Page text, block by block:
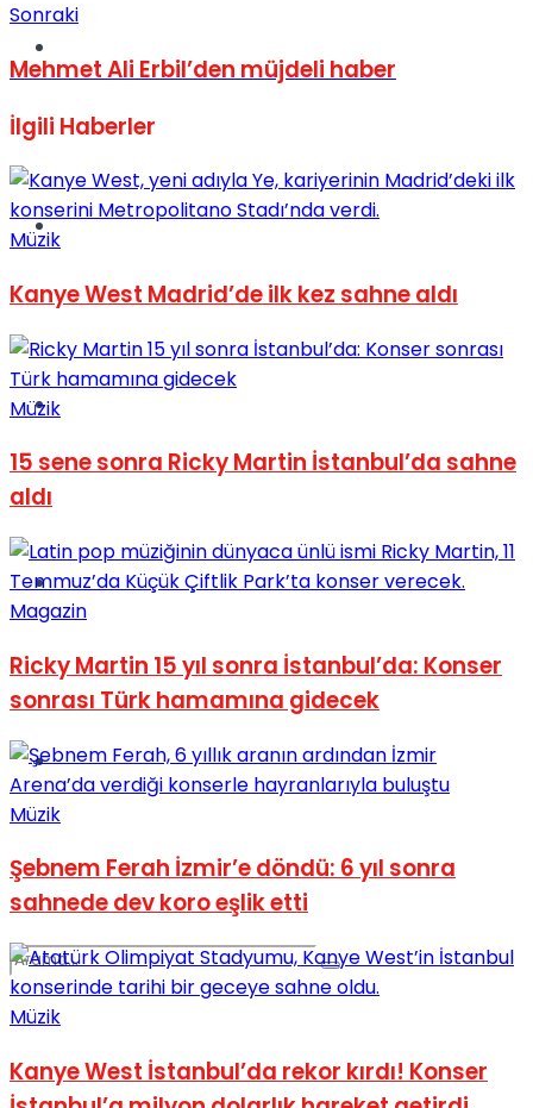
Sinema
Tatil
Spor
Podcast
Sonraki
Mehmet Ali Erbil’den müjdeli haber
İlgili Haberler
Müzik
Kanye West Madrid’de ilk kez sahne aldı
Müzik
15 sene sonra Ricky Martin İstanbul’da sahne
aldı
Magazin
Ricky Martin 15 yıl sonra İstanbul’da: Konser
sonrası Türk hamamına gidecek
Müzik
Şebnem Ferah İzmir’e döndü: 6 yıl sonra
sahnede dev koro eşlik etti
Müzik
Kanye West İstanbul’da rekor kırdı! Konser